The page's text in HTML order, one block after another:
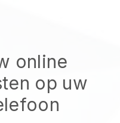
online
op uw